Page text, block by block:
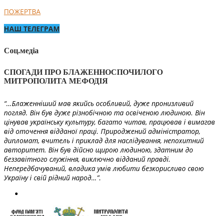
ПОЖЕРТВА
НАШ ТЕЛЕГРАМ
Соц.медіа
СПОГАДИ ПРО БЛАЖЕННОСПОЧИЛОГО
МИТРОПОЛИТА МЕФОДІЯ
“…Блаженніший мав якийсь особливий, дуже пронизливий
погляд. Він був дуже різнобічною та освіченою людиною. Він
цінував українську культуру, багато читав, працював і вимагав
від оточення відданої праці. Природжений адміністратор,
дипломат, вчитель і приклад для наслідування, непохитний
авторитет. Він був дійсно щирою людиною, здатним до
беззавітного служіння, виключно відданий правді.
Непередбачуваний, владика умів любити безкорисливо свою
Україну і свій рідний народ…”.